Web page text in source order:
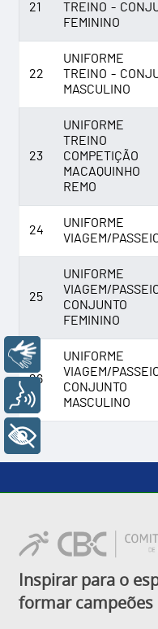
21
TREINO -
FEMININO
22
UNIFORME
TREINO -
MASCULINO
23
UNIFORME
REMO
24
UNIFORME
VIAGEM/
25
UNIFORME
VIAGEM/
CONJUNTO
FEMININO
26
UNIFORME
VIAGEM/
CONJUNTO
MASCULINO
Inspirar para o
formar campeões
Libras
Voz